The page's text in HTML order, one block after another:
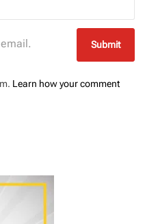
Learn how your comment